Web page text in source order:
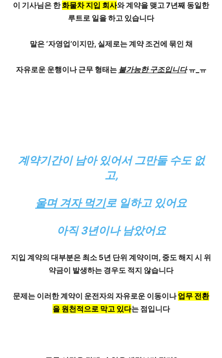
이 기사님은 한화물차 지입 회사와 계약을 맺고7년째 동일한
루트로 일을 하고 있습니다
말은 ‘자영업’이지만, 실제로는 계약 조건에 묶인 채
자유로운 운행이나 근무 형태는 불가능한 구조입니다ㅠ_ㅠ
계약기간이 남아 있어서 그만둘 수도 없
고,
울며 겨자 먹기로 일하고 있어요
아직 3년이나 남았어요
지입 계약의 대부분은 최소 5년 단위 계약이며, 중도 해지 시 위
약금이 발생하는 경우도 적지 않습니다
문제는 이러한 계약이 운전자의 자유로운 이동이나업무 전환
을 원천적으로 막고 있다는 점입니다